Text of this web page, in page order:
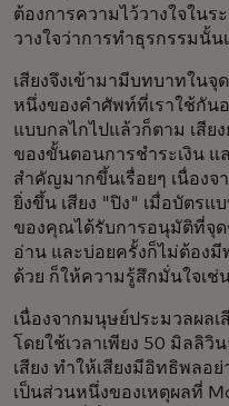
ต้องการความไว้วางใจใน
วางใจว่าการทำธุรกรรมนั้น
เสียงจึงเข้ามามีบทบาทในจุ
หนึ่งของคำศัพท์ที่เราใช้กันอ
แบบกลไกไปแล้วก็ตาม เสีย
ของขั้นตอนการชำระเงิน แ
สำคัญมากขึ้นเรื่อยๆ เนื่อง
ยิ่งขึ้น เสียง "ปิง" เมื่อบัตรแ
ของคุณได้รับการอนุมัติที่จุด
อ่าน และบ่อยครั้งก็ไม่ต้องมี
ด้วย ก็ให้ความรู้สึกมั่นใจเช่
เนื่องจากมนุษย์ประมวลผลเ
โดยใช้เวลาเพียง 50 มิลลิ
เสียง ทำให้เสียงมีอิทธิพลอ
เป็นส่วนหนึ่งของเหตุผลที่